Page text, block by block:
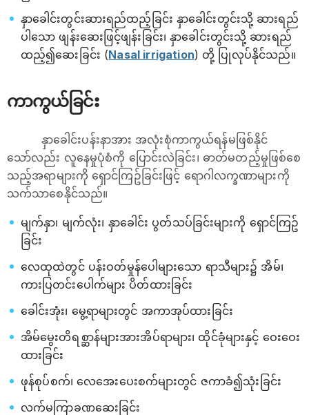
နှာခေါင်းတွင်းဆားရည်ထည့်ခြင်း နှာခေါင်းတွင်းသို့ ဆားရည်
ပါသော ဖျန်းဆေးဖြင့်ဖျန်းခြင်း၊ နှာခေါင်းတွင်းသို့ ဆားရည်
ထည့်၍ဆေးခြင်း (Nasal irrigation) တို့ ပြုလုပ်နိုင်သည်။
ကာကွယ်ခြင်း
နှာခေါင်းပန်းနာအား အလုံးစုံကာကွယ်ရန်မဖြစ်နိုင်​​
သော်လည်း လူ​နေမှုပုံစံကို​ ပြောင်းလဲခြင်း၊ ဓာတ်မတည့်မှုဖြစ်စေ
သည့်အရာများကို ရှောင်ကြဥ်ခြင်းဖြင့်​ ရောဂါလက္ခဏာများကို
သက်သာစေနိုင်သည်။
မျက်နှာ၊ မျက်လုံး၊ နှာခေါင်း ပွတ်သပ်ခြင်းများကို​ ရှောင်ကြဥ်
ခြင်း
​လေထုထဲတွင် ပန်းဝတ်မှုန်​ပေါများ​သော ရာသီများ၌ အိမ်၊
ကားပြတင်း​ပေါက်များ ပိတ်ထားခြင်း
​ခေါင်းအုံး၊ ​မွေ့ရာများတွင် အကာအုပ်ထားခြင်း
အိမ်​မွေးတိရစ္ဆာန်များအားအိပ်ရာများ၊ ထိုင်ခုံများနှင့် ​​ဝေး​ဝေး
ထားခြင်း
ဖုန်စုပ်စက်၊ ​လေ​အေး​ပေးစက်များတွင် ဇကာခံ၍သုံးခြင်း
လက်မကြာခဏ​ဆေးခြင်း